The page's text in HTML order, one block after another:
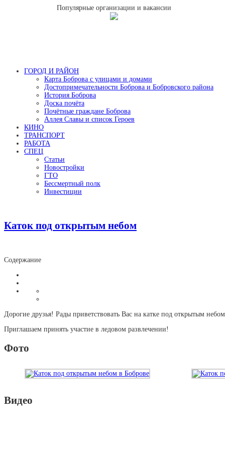
Популярные организации и вакансии
ГОРОД И РАЙОН
Карта Боброва с улицами и домами
Достопримечательности Боброва и Бобровского района
История Боброва
Доска почёта
Почётные граждане Боброва
Аллея Славы и список Героев
КИНО
ТРАНСПОРТ
РАБОТА
СПЕЦ
Статьи
Новостройки
ГТО
Бессмертный полк
Инвестиции
Каток под открытым небом
Содержание
Дорогие друзья! Рады приветствовать Вас на катке под открытым
Приглашаем принять участие в ледовом развлечении!
Фото
Видео